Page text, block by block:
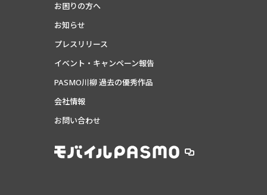
お困りの方へ
お知らせ
プレスリリース
イベント・キャンペーン報告
PASMO川柳 過去の優秀作品
会社情報
お問い合わせ